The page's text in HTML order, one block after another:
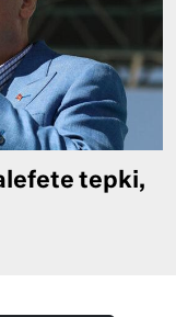
tepki,